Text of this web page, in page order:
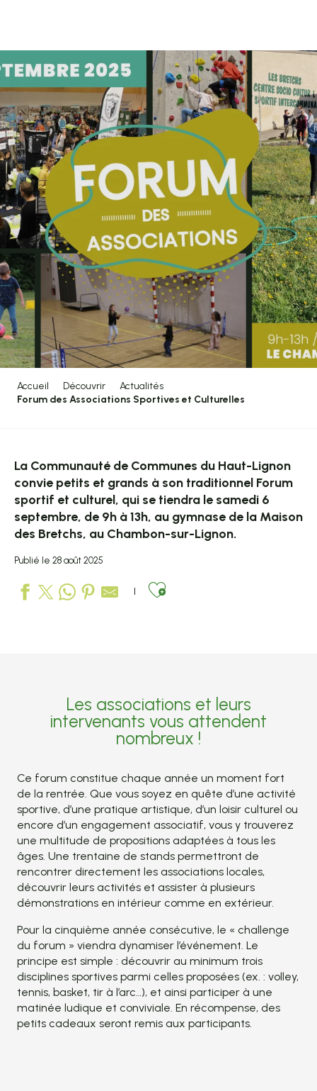
Accueil Découvrir
Actualités
Forum des Associations Sportives et Culturelles
Forum des Associations
La Communauté de Communes du Haut-Lignon
convie petits et grands à son traditionnel Forum
sportif et culturel, qui se tiendra le samedi 6
septembre, de 9h à 13h, au gymnase de la Maison
des Bretchs, au Chambon-sur-Lignon.
Publié le 28 août 2025
Ajouter aux
Les associations et leurs
intervenants vous attendent
nombreux !
Ce forum constitue chaque année un moment fort
de la rentrée. Que vous soyez en quête d’une activité
sportive, d’une pratique artistique, d’un loisir culturel ou
encore d’un engagement associatif, vous y trouverez
une multitude de propositions adaptées à tous les
âges. Une trentaine de stands permettront de
rencontrer directement les associations locales,
découvrir leurs activités et assister à plusieurs
démonstrations en intérieur comme en extérieur.
Pour la cinquième année consécutive, le « challenge
du forum » viendra dynamiser l’événement. Le
principe est simple : découvrir au minimum trois
disciplines sportives parmi celles proposées (ex. : volley,
tennis, basket, tir à l’arc…), et ainsi participer à une
matinée ludique et conviviale. En récompense, des
petits cadeaux seront remis aux participants.